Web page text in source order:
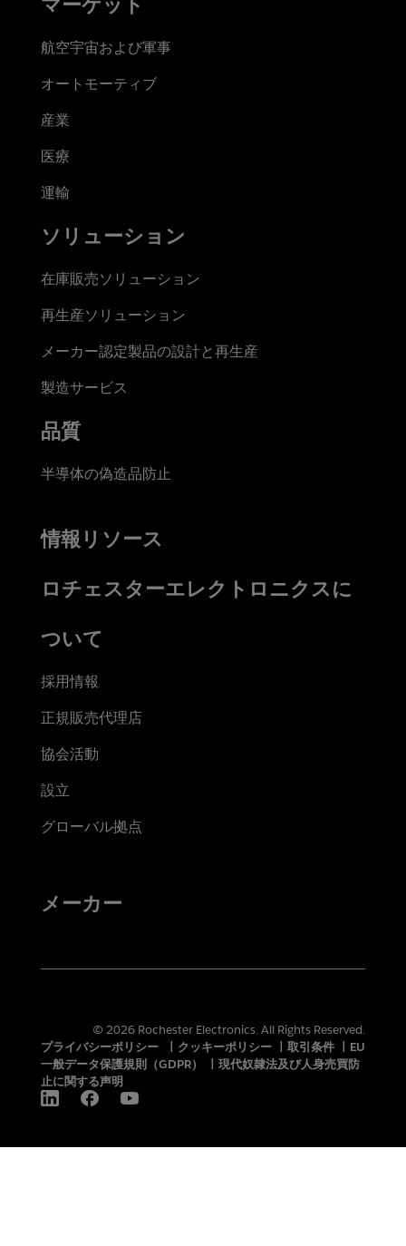
航空宇宙および軍事
オートモーティブ
産業
医療
運輸
ソリューション
在庫販売ソリューション
再生産ソリューション
メーカー認定製品の設計と再生産
製造サービス
品質
半導体の偽造品防止
情報リソース
ロチェスターエレクトロニクスに
ついて
採用情報
正規販売代理店
協会活動
設立
グローバル拠点
メーカー
© 2026 Rochester Electronics. All Rights Reserved.
プライバシーポリシー
クッキーポリシー 取引条件
EU
一般データ保護規則（GDPR）
現代奴隷法及び人身売買防
止に関する声明